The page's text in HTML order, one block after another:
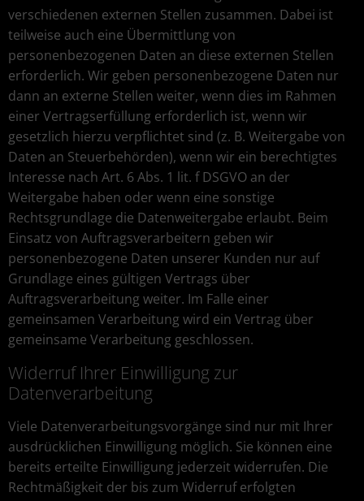
verschiedenen externen Stellen zusammen. Dabei ist
teilweise auch eine Übermittlung von
personenbezogenen Daten an diese externen Stellen
erforderlich. Wir geben personenbezogene Daten nur
dann an externe Stellen weiter, wenn dies im Rahmen
einer Vertragserfüllung erforderlich ist, wenn wir
gesetzlich hierzu verpflichtet sind (z. B. Weitergabe von
Daten an Steuerbehörden), wenn wir ein berechtigtes
Interesse nach Art. 6 Abs. 1 lit. f DSGVO an der
Weitergabe haben oder wenn eine sonstige
Rechtsgrundlage die Datenweitergabe erlaubt. Beim
Einsatz von Auftragsverarbeitern geben wir
personenbezogene Daten unserer Kunden nur auf
Grundlage eines gültigen Vertrags über
Auftragsverarbeitung weiter. Im Falle einer
gemeinsamen Verarbeitung wird ein Vertrag über
gemeinsame Verarbeitung geschlossen.
Widerruf Ihrer Einwilligung zur
Datenverarbeitung
Viele Datenverarbeitungsvorgänge sind nur mit Ihrer
ausdrücklichen Einwilligung möglich. Sie können eine
bereits erteilte Einwilligung jederzeit widerrufen. Die
Rechtmäßigkeit der bis zum Widerruf erfolgten